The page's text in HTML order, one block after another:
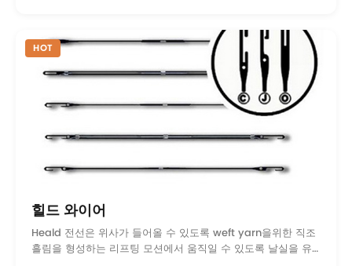
HOT
힐드 와이어
Heald 전선은 위사가 들어올 수 있도록 weft yarn을위한 직조
흘림을 형성하는 리프팅 모션에서 움직일 수 있도록 날실을 유